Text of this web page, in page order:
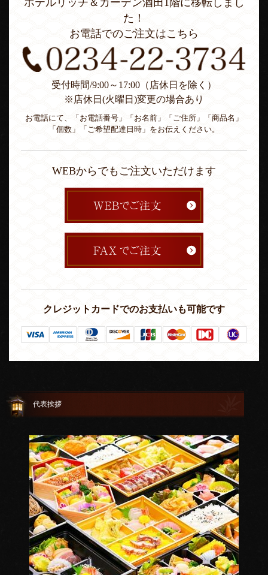
ホテルリッチ＆ガーデン酒田1階に移転しまし
た！
お電話でのご注文はこちら
受付時間/9:00～17:00（店休日を除く）
※店休日(火曜日)変更の場合あり
お電話にて、「お電話番号」「お名前」「ご住所」「商品名」
「個数」「ご希望配達日時」をお伝えください。
WEBからでもご注文いただけます
クレジットカードでのお支払いも可能です
代表挨拶